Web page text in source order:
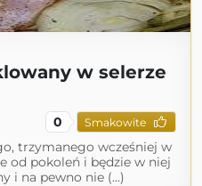
w selerze
0 Smakowite
trzymanego wcześniej w
od pokoleń i będzie w niej
i na pewno nie (...)